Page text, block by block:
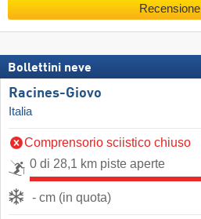
Recensione
Bollettini neve
Racines-Giovo
Italia
Comprensorio sciistico chiuso
0 di 28,1 km piste aperte
- cm (in quota)